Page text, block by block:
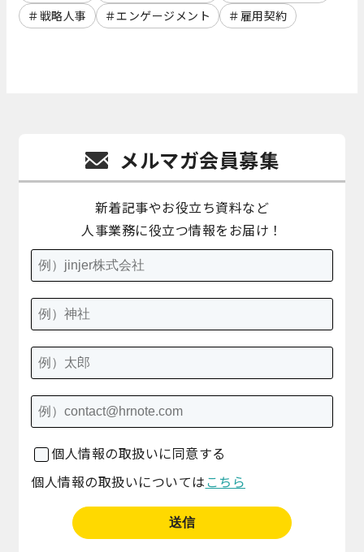
戦略人事
エンゲージメント 雇用契約
メルマガ会員募集
新着記事やお役立ち資料など
人事業務に役立つ情報をお届け！
個人情報の取扱いに同意する
個人情報の取扱いについては こちら